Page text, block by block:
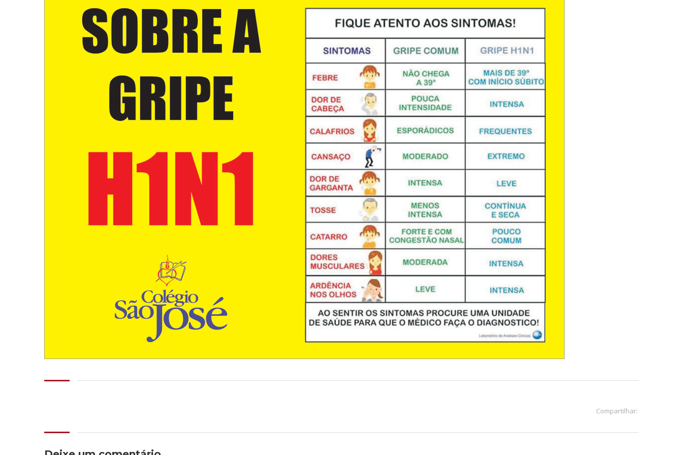
Compartilhar: